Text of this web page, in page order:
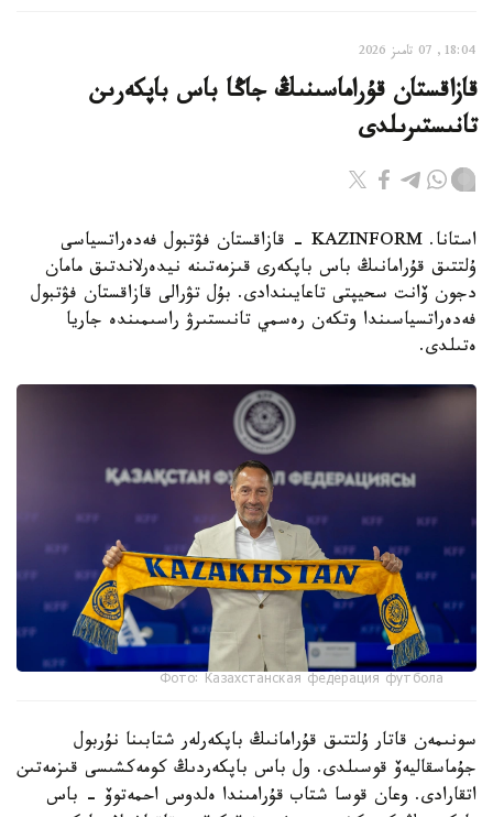
18:04, 07 تامىز 2026
قازاقستان قۇراماسىنىڭ جاڭا باس باپكەرىن
تانىستىرىلدى
استانا. KAZINFORM - قازاقستان فۋتبول فەدەراتسياسى
ۇلتتىق قۇرامانىڭ باس باپكەرى قىزمەتىنە نيدەرلاندتىق مامان
دجون ۆانت سحيپتى تاعايىندادى. بۇل تۋرالى قازاقستان فۋتبول
فەدەراتسياسىندا وتكەن رەسمي تانىستىرۋ راسىمىندە جاريا
ەتىلدى.
Фото: Казахстанская федерация футбола
سونىمەن قاتار ۇلتتىق قۇرامانىڭ باپكەرلەر شتابىنا نۇربول
جۇماسقاليەۆ قوسىلدى. ول باس باپكەردىڭ كومەكشىسى قىزمەتىن
اتقارادى. وعان قوسا شتاب قۇرامىندا ەلدوس احمەتوۆ - باس